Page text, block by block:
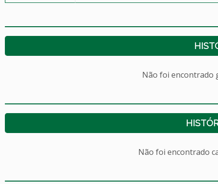
Não foi encontrado
Não foi encontrado